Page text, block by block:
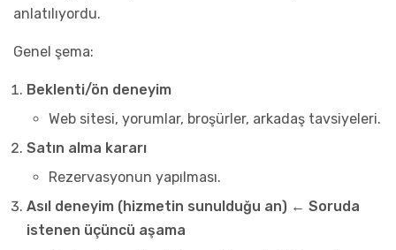
anlatılıyordu.
Genel şema:
Beklenti/ön deneyim
Web sitesi, yorumlar, broşürler, arkadaş tavsiyeleri.
Satın alma kararı
Rezervasyonun yapılması.
Asıl deneyim (hizmetin sunulduğu an) ← Soruda
istenen üçüncü aşama